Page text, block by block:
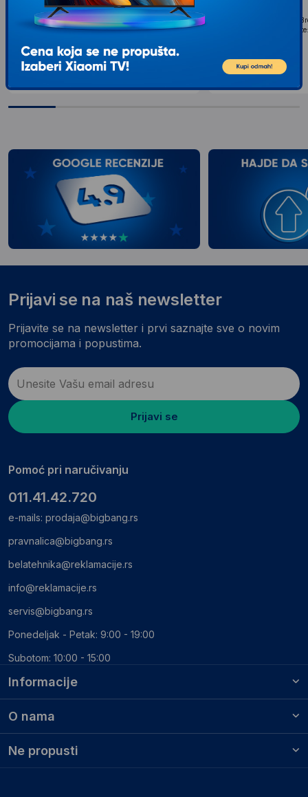
Klasa procesora: Core i5, Broj jezgara procesora: 10
Cores, Procesorsko ležište: Intel® 1700, Grafika:...
Klasa procesora: Core i5,
SixCore, Procesorsko
Informacije
O nama
Ne propusti
Prijavi se na naš newsletter
Prijavite se na newsletter i prvi saznajte sve o novim
promocijama i popustima.
Prijavi se
Pomoć pri naručivanju
011.41.42.720
e-mails: prodaja@bigbang.rs
pravnalica@bigbang.rs
belatehnika@reklamacije.rs
info@reklamacije.rs
servis@bigbang.rs
Ponedeljak - Petak: 9:00 - 19:00
Subotom: 10:00 - 15:00